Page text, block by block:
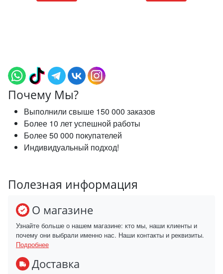
Почему Мы?
Выполнили свыше 150 000 заказов
Более 10 лет успешной работы
Более 50 000 покупателей
Индивидуальный подход!
Полезная информация
О магазине
Узнайте больше о нашем магазине: кто мы, наши клиенты и
почему они выбрали именно нас. Наши контакты и реквизиты.
Подробнее
Доставка